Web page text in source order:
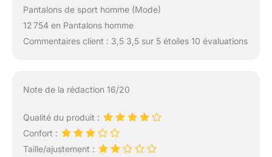
Pantalons de sport homme (Mode)
12 754 en Pantalons homme
Commentaires client : 3,5 3,5 sur 5 étoiles 10 évaluations
Note de la rédaction 16/20
Qualité du produit :
Confort :
Taille/ajustement :